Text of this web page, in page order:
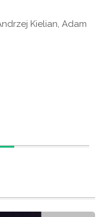
Kielian, Adam